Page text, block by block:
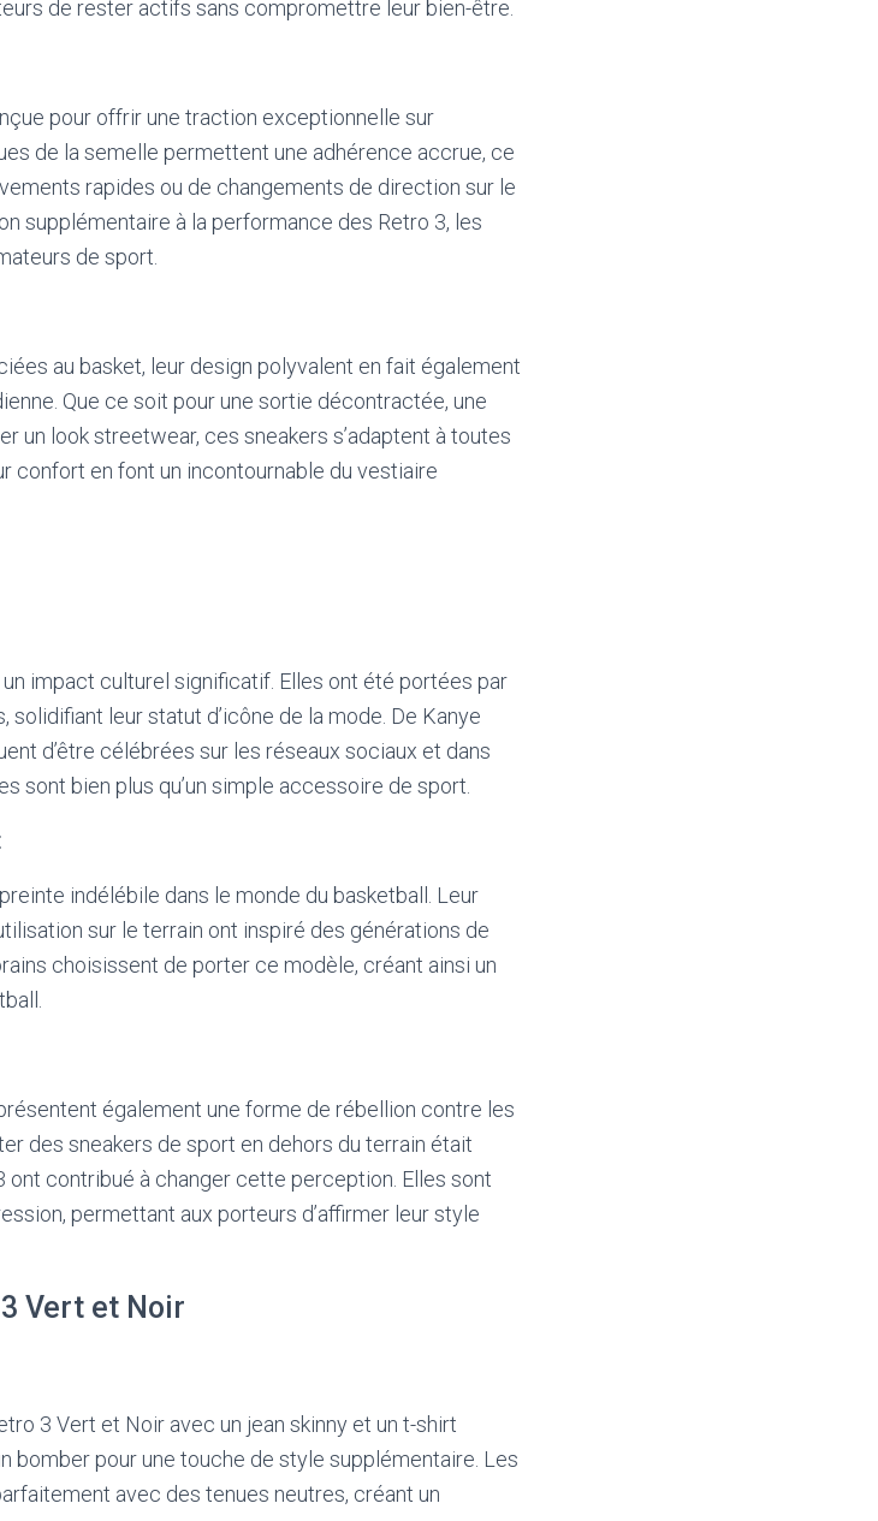
de rester actifs sans compromettre leur bien-être.
pour offrir une traction exceptionnelle sur
de la semelle permettent une adhérence accrue, ce
rapides ou de changements de direction sur le
supplémentaire à la performance des Retro 3, les
de sport.
au basket, leur design polyvalent en fait également
Que ce soit pour une sortie décontractée, une
un look streetwear, ces sneakers s’adaptent à toutes
confort en font un incontournable du vestiaire
impact culturel significatif. Elles ont été portées par
leur statut d’icône de la mode. De Kanye
d’être célébrées sur les réseaux sociaux et dans
sont bien plus qu’un simple accessoire de sport.
indélébile dans le monde du basketball. Leur
sur le terrain ont inspiré des générations de
choisissent de porter ce modèle, créant ainsi un
également une forme de rébellion contre les
des sneakers de sport en dehors du terrain était
contribué à changer cette perception. Elles sont
permettant aux porteurs d’affirmer leur style
Vert et Noir
3 Vert et Noir avec un jean skinny et un t-shirt
bomber pour une touche de style supplémentaire. Les
avec des tenues neutres, créant un